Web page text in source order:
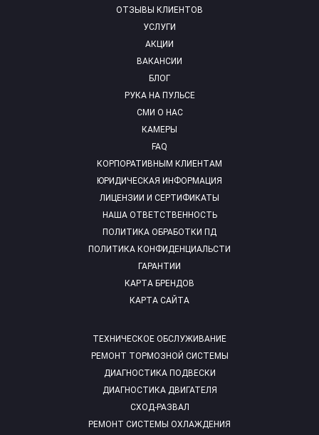
ОТЗЫВЫ КЛИЕНТОВ
УСЛУГИ
АКЦИИ
ВАКАНСИИ
БЛОГ
РУКА НА ПУЛЬСЕ
СМИ О НАС
КАМЕРЫ
FAQ
ТЕХНИЧЕСКОЕ ОБСЛУЖИВАНИЕ
РЕМОНТ ТОРМОЗНОЙ СИСТЕМЫ
ДИАГНОСТИКА ПОДВЕСКИ
ДИАГНОСТИКА ДВИГАТЕЛЯ
СХОД-РАЗВАЛ
РЕМОНТ СИСТЕМЫ ОХЛАЖДЕНИЯ
КОРПОРАТИВНЫМ КЛИЕНТАМ
ЮРИДИЧЕСКАЯ ИНФОРМАЦИЯ
ЛИЦЕНЗИИ И СЕРТИФИКАТЫ
НАША ОТВЕТСТВЕННОСТЬ
ПОЛИТИКА ОБРАБОТКИ ПД
ПОЛИТИКА КОНФИДЕНЦИАЛЬСТИ
ГАРАНТИИ
КАРТА БРЕНДОВ
КАРТА САЙТА